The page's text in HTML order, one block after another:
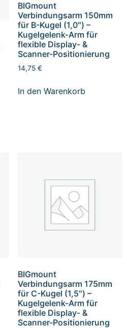
BIGmount
Verbindungsarm 150mm
für B-Kugel (1,0″) –
Kugelgelenk-Arm für
flexible Display- &
Scanner-Positionierung
14,75 €
In den Warenkorb
BIGmount
Verbindungsarm 175mm
für C-Kugel (1,5″) –
Kugelgelenk-Arm für
flexible Display- &
Scanner-Positionierung